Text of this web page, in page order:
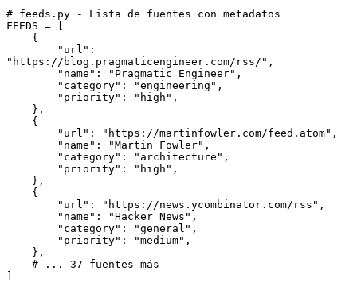
# feeds.py - Lista de fuentes con metadatos
FEEDS =
    {
        "url"
:
"https://blog.pragmaticengineer.com/rss/" ,
        "name"
: "Pragmatic Engineer" ,
        "category"
: "engineering" ,
        "priority"
: "high" ,
    },
    {
        "url"
: "https://martinfowler.com/feed.atom" ,
        "name"
: "Martin Fowler" ,
        "category"
: "architecture" ,
        "priority"
: "high" ,
    },
    {
        "url"
: "https://news.ycombinator.com/rss" ,
        "name"
: "Hacker News" ,
        "category"
: "general" ,
        "priority"
: "medium" ,
    },
    # ... 37 fuentes más